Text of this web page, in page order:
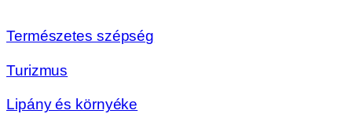
Természetes szépség
Turizmus
Lipány és környéke